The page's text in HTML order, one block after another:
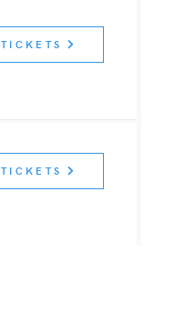
TICKETS
TICKETS